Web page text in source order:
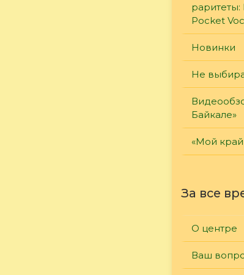
раритеты:
Pocket
Новинки
Не
Байкале»
«Мой
За все
О центре
Ваш